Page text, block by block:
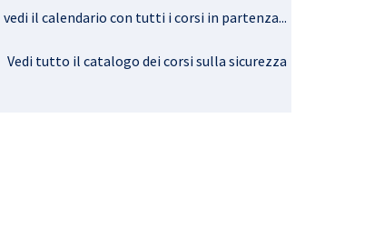
vedi il calendario con tutti i corsi in partenza...
Vedi tutto il catalogo dei corsi sulla sicurezza